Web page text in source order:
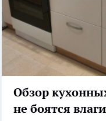
Обзор
не боятся